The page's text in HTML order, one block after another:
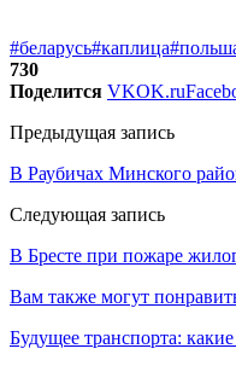
#беларусь#каплица
730
Поделится VKOK.ru
Предыдущая запись
В Раубичах Минского
Следующая запись
В Бресте при пожаре
Вам также могут
Будущее транспорта: